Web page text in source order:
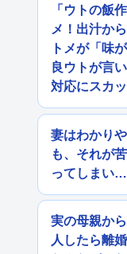
「ウトの飯
メ！出汁か
トメが「味
良ウトが言
対応にスカ
妻はわかり
も、それが
ってしまい…
実の母親か
人したら離